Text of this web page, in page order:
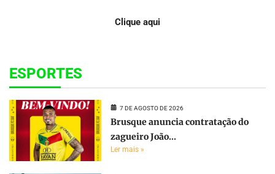
Clique aqui
ESPORTES
7 DE AGOSTO DE 2026
Brusque anuncia contratação do
zagueiro João...
Ler mais »